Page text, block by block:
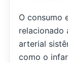
O consumo
relacionado
arterial
como o